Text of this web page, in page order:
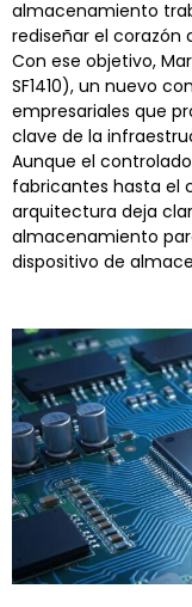
almacenamiento
rediseñar el corazón
Con ese objetivo,
SF1410), un nuevo
empresariales que
clave de la
Aunque el
fabricantes hasta el
arquitectura deja
almacenamiento
dispositivo de